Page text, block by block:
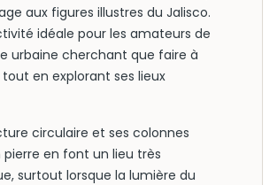
aux figures illustres du Jalisco.
idéale pour les amateurs de
urbaine cherchant que faire à
en explorant ses lieux
circulaire et ses colonnes
pierre en font un lieu très
surtout lorsque la lumière du